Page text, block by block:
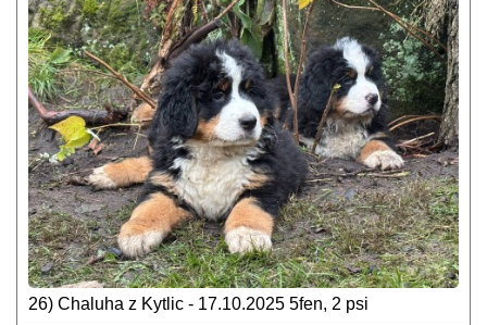
26) Chaluha z Kytlic - 17.10.2025 5fen, 2 psi